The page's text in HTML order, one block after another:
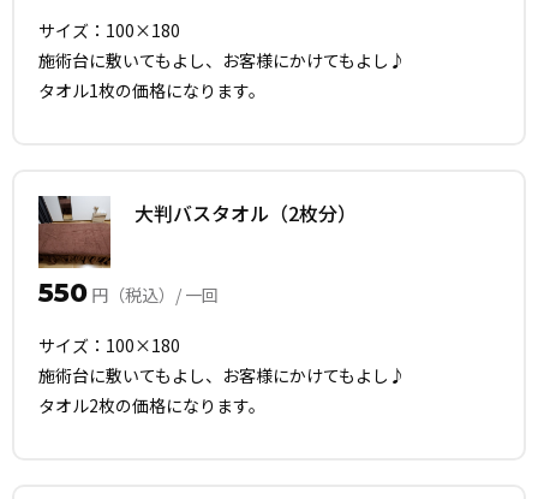
サイズ：100×180
施術台に敷いてもよし、お客様にかけてもよし♪
タオル1枚の価格になります。
大判バスタオル（2枚分）
550 円（税込）/ 一回
サイズ：100×180
施術台に敷いてもよし、お客様にかけてもよし♪
タオル2枚の価格になります。